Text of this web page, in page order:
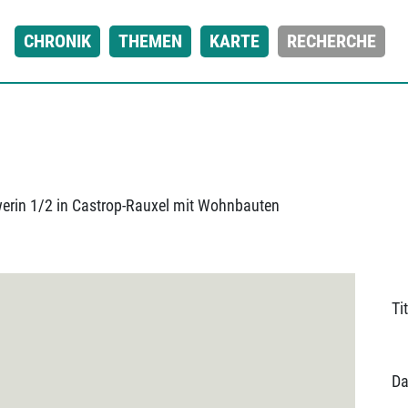
CHRONIK THEMEN KARTE RECHERCHE
1/2 in Castrop-Rauxel mit Wohnbauten